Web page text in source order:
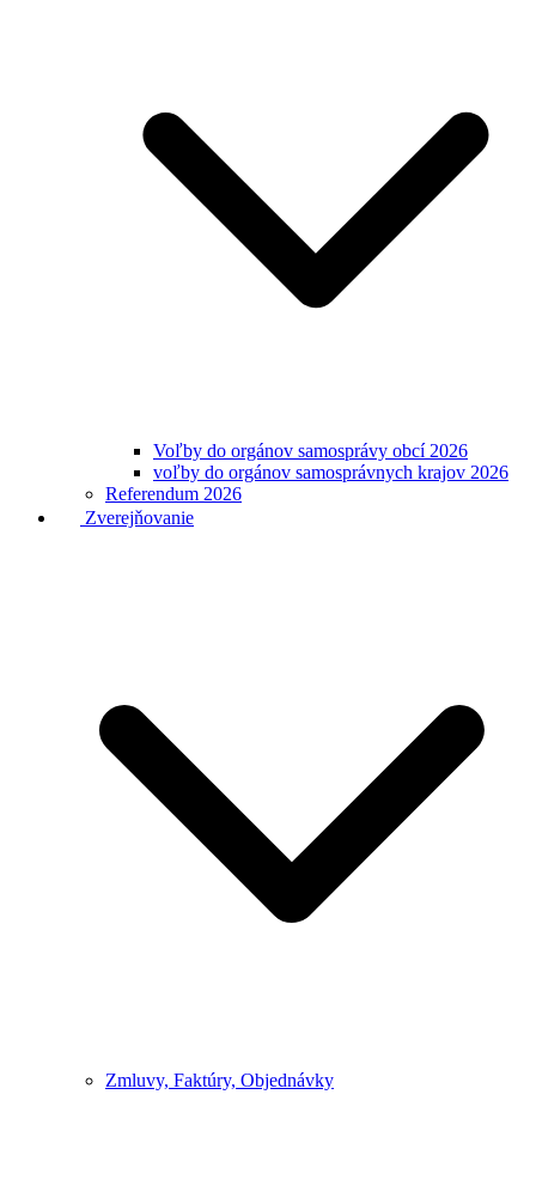
Voľby do orgánov samosprávy obcí 2026
voľby do orgánov samosprávnych krajov 2026
Referendum 2026
Zverejňovanie
Zmluvy, Faktúry, Objednávky